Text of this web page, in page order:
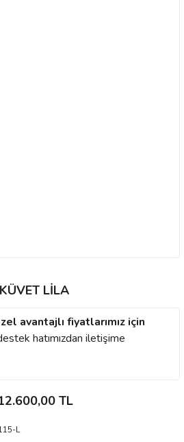
LİLA
avantajlı fiyatlarımız için
hatımızdan iletişime
TL
L